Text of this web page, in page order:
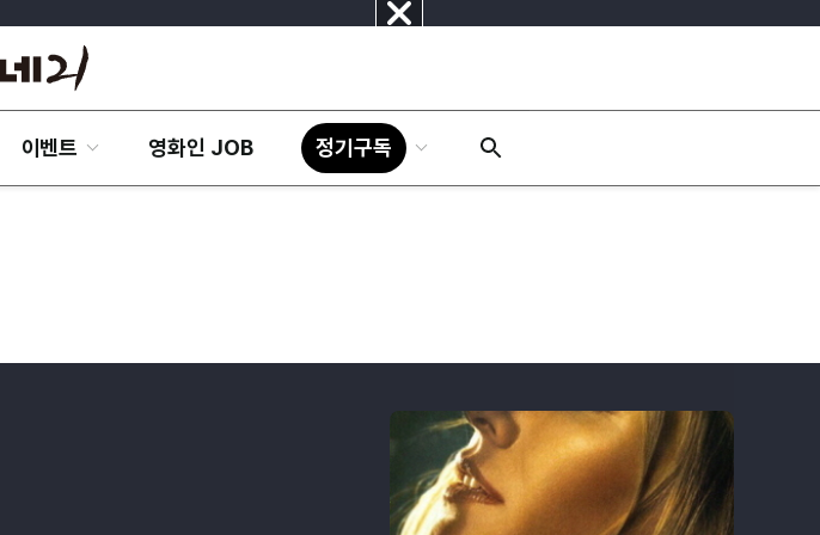
닫
이벤트 영화인 JOB 정기구독